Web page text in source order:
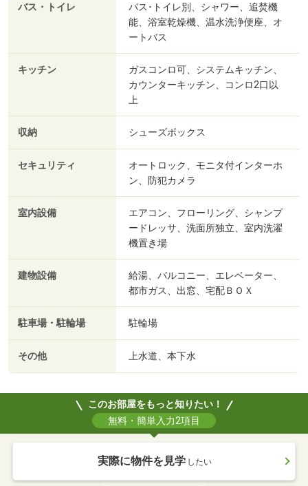
バス・トイレ
バス･トイレ別、シャワー、追焚機
能、浴室乾燥機、温水洗浄便座、オ
ートバス
キッチン
ガスコンロ可、システムキッチン、
カウンターキッチン、コンロ2口以
上
収納 シューズボックス
セキュリティ
オートロック、モニタ付インターホ
ン、防犯カメラ
室内設備
エアコン、フローリング、シャンプ
ードレッサ、洗面所独立、室内洗濯
機置き場
建物設備
給湯、バルコニー、エレベーター、
都市ガス、出窓、宅配ＢＯＸ
駐車場・駐輪場 駐輪場
その他 上水道、本下水
このお部屋をもっと知りたい！
無料・簡単入力2項目
実際に物件を見学 したい